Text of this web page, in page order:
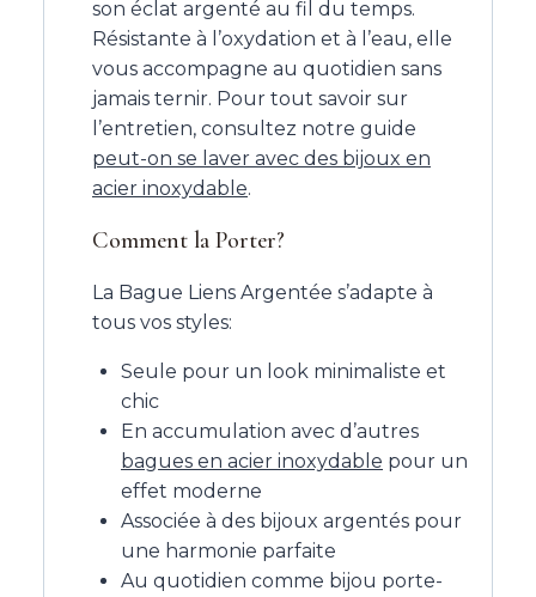
son éclat argenté au fil du temps.
Résistante à l’oxydation et à l’eau, elle
vous accompagne au quotidien sans
jamais ternir. Pour tout savoir sur
l’entretien, consultez notre guide
peut-on se laver avec des bijoux en
acier inoxydable.
Comment la Porter?
La Bague Liens Argentée s’adapte à
tous vos styles:
Seule pour un look minimaliste et
chic
En accumulation avec d’autres
bagues en acier inoxydable pour un
effet moderne
Associée à des bijoux argentés pour
une harmonie parfaite
Au quotidien comme bijou porte-